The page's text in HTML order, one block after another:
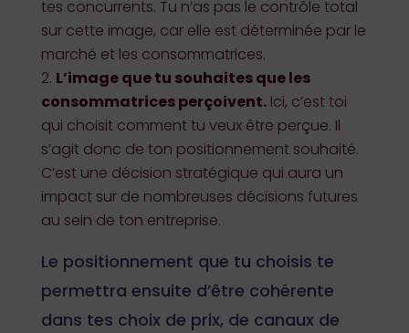
tes concurrents. Tu n’as pas le contrôle total
sur cette image, car elle est déterminée par le
marché et les consommatrices.
L’image que tu souhaites que les
consommatrices perçoivent.Ici, c’est toi
qui choisit comment tu veux être perçue. Il
s’agit donc de ton positionnement souhaité.
C’est une décision stratégique qui aura un
impact sur de nombreuses décisions futures
au sein de ton entreprise.
Le positionnement que tu choisis te
permettra ensuite d’être cohérente
dans tes choix de prix, de canaux de